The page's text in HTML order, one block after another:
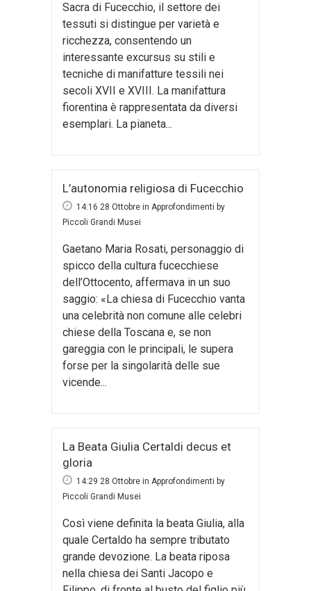
Sacra di Fucecchio, il settore dei
tessuti si distingue per varietà e
ricchezza, consentendo un
interessante excursus su stili e
tecniche di manifatture tessili nei
secoli XVII e XVIII. La manifattura
fiorentina è rappresentata da diversi
esemplari. La pianeta...
L’autonomia religiosa di Fucecchio
14:16 28 Ottobre in Approfondimenti by
Piccoli Grandi Musei
Gaetano Maria Rosati, personaggio di
spicco della cultura fucecchiese
dell’Ottocento, affermava in un suo
saggio: «La chiesa di Fucecchio vanta
una celebrità non comune alle celebri
chiese della Toscana e, se non
gareggia con le principali, le supera
forse per la singolarità delle sue
vicende...
La Beata Giulia Certaldi decus et
gloria
14:29 28 Ottobre in Approfondimenti by
Piccoli Grandi Musei
Così viene definita la beata Giulia, alla
quale Certaldo ha sempre tributato
grande devozione. La beata riposa
nella chiesa dei Santi Jacopo e